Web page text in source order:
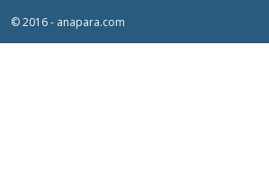
© 2016 - anapara.com